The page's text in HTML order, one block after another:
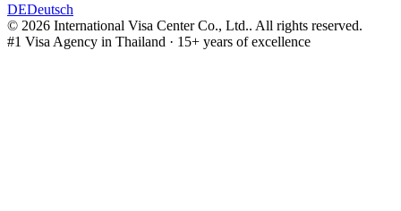
DEDeutsch
© 2026 International Visa Center Co., Ltd.. All rights reserved.
#1 Visa Agency in Thailand · 15+ years of excellence